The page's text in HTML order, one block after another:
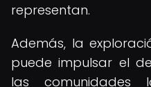
representan.
Además, la
puede impulsar el
las comunidades